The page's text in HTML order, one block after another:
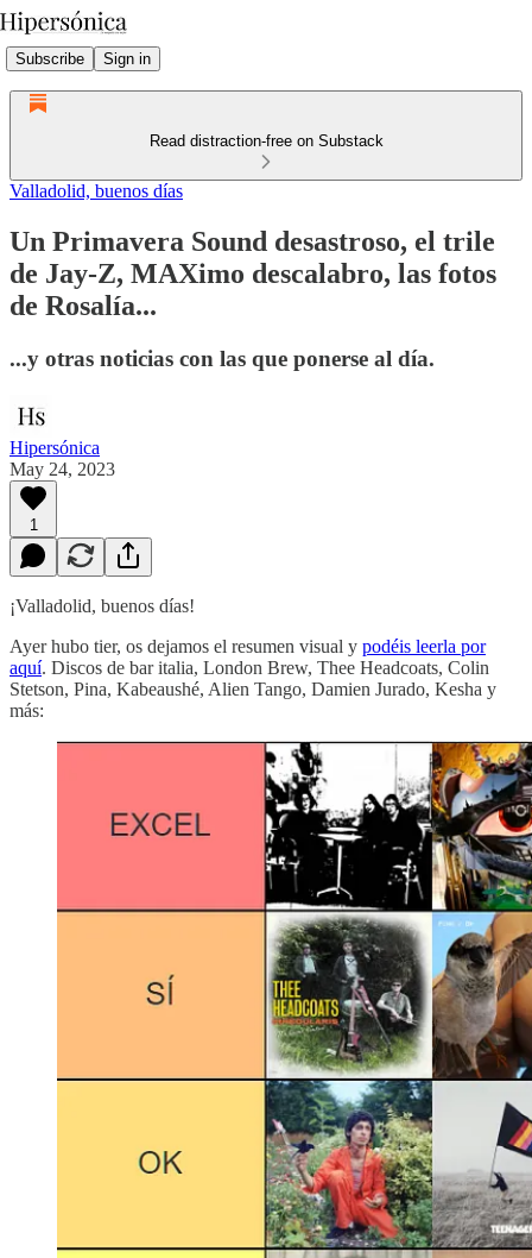
Subscribe Sign in
Read distraction-free on Substack
Valladolid, buenos días
Un Primavera Sound desastroso, el trile
de Jay-Z, MAXimo descalabro, las fotos
de Rosalía...
...y otras noticias con las que ponerse al día.
Hipersónica
May 24, 2023
1
¡Valladolid, buenos días!
Ayer hubo tier, os dejamos el resumen visual y podéis leerla por
aquí. Discos de bar italia, London Brew, Thee Headcoats, Colin
Stetson, Pina, Kabeaushé, Alien Tango, Damien Jurado, Kesha y
más: